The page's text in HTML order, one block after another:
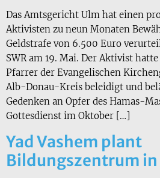
Das Amtsgericht Ulm hat einen
Aktivisten zu neun Monaten
Geldstrafe von 6.500 Euro
SWR am 19. Mai. Der Aktivist
Pfarrer der Evangelischen
Alb-Donau-Kreis beleidigt und
Gedenken an Opfer des Hamas-
Gottesdienst im Oktober […]
Yad Vashem plant
Bildungszentrum